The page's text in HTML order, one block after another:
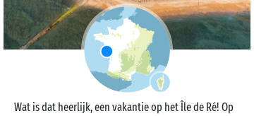
Wat is dat heerlijk, een vakantie op het Île de Ré! Op